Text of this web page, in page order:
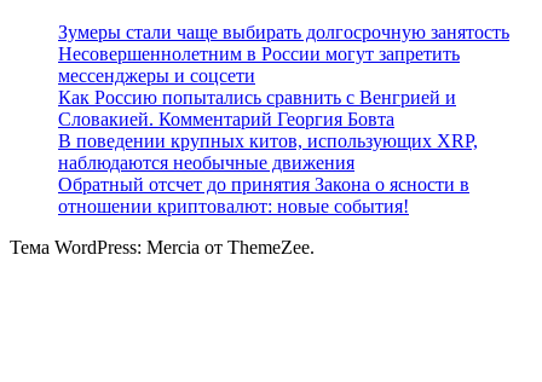
Зумеры стали чаще выбирать долгосрочную занятость
Несовершеннолетним в России могут запретить
мессенджеры и соцсети
Как Россию попытались сравнить с Венгрией и
Словакией. Комментарий Георгия Бовта
В поведении крупных китов, использующих XRP,
наблюдаются необычные движения
Обратный отсчет до принятия Закона о ясности в
отношении криптовалют: новые события!
Тема WordPress: Mercia от ThemeZee.